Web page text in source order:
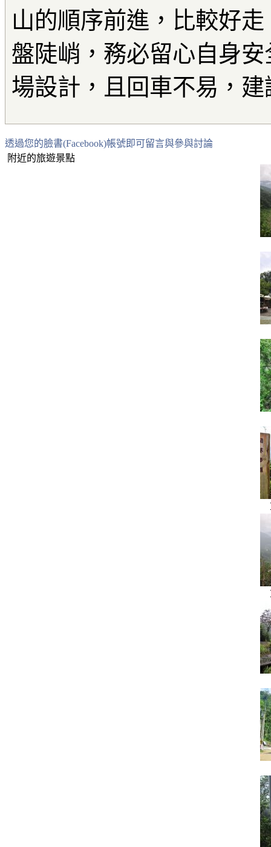
山的順序前進，比較好
盤陡峭，務必留心自身
場設計，且回車不易，建
透過您的臉書(Facebook)帳號即可留言與參與討論
附近的旅遊景點